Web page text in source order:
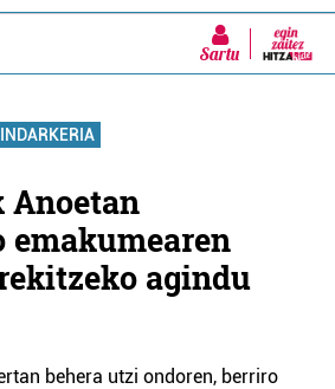
Sartu
Anoetan
agindu
behera utzi ondoren, berriro